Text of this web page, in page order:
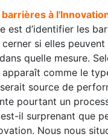
barrières à
est d’identifier les
si elles
quelle mesure.
comme le
source de
pourtant un
il surprenant que
Nous nous